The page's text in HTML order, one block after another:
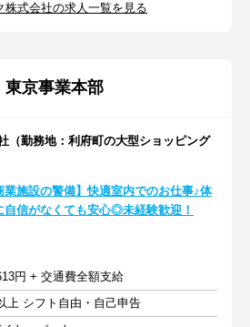
株式会社の求人一覧を見る
京事業本部
（勤務地：利府町の大型ショッピング
業施設の警備】快適室内でのお仕事♪体
自信がなくても安心◎未経験歓迎！
円 + 交通費全額支給
上 シフト自由・自己申告